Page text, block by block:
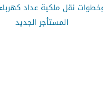
نقل ملكية عداد كهرباء
المستأجر الجديد